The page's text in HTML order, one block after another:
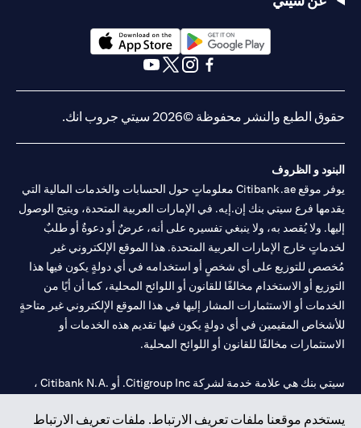
يستخدم موقعنا ملفات تعريف الارتباط. ملفات تعريف الارتباط
opens in a new tab
opens in a new tab
حقوق الطبع والنشر محفوظة ©2026 سيتي جروب انك.
البنود و الظروف
يوفر موقع Citibank.ae معلوماتٍ حول الحسابات والخدمات المالية التي
يقدمها فرع سيتي بنك إن.إيه. في الإمارات العربية المتحدة، ويتيح الوصول
إليها. ولا يُقصد به، ولا ينبغي تفسيره على أنه، عرضٌ أو دعوةٌ أو طلبٌ
لخدماتٍ خارج الإمارات العربية المتحدة. هذا الموقع الإلكتروني غير
مُخصص للتوزيع على أي شخصٍ أو استخدامه في أي دولةٍ يكون فيها هذا
التوزيع أو الاستخدام مخالفًا للقانون أو اللوائح المحلية، كما أن أيًا من
الخدمات أو الاستثمارات المشار إليها في هذا الموقع الإلكتروني غير متاحةٍ
للأشخاص المقيمين في أي دولةٍ يكون فيها تقديم هذه الخدمات أو
الاستثمارات مخالفًا للقانون أو اللوائح المحلية.
سيتي بنك هي علامة خدمة لشركة Citigroup Inc. أو .Citibank N.A ،